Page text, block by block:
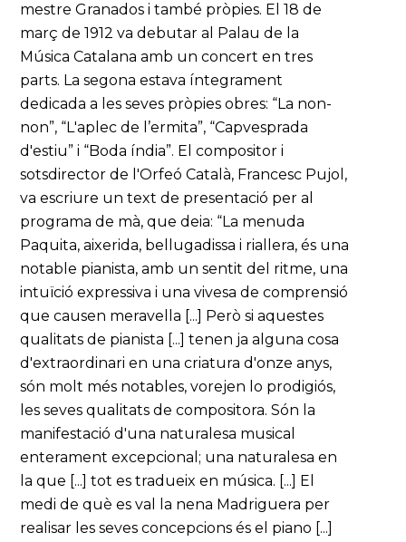
mestre Granados i també pròpies. El 18 de
març de 1912 va debutar al Palau de la
Música Catalana amb un concert en tres
parts. La segona estava íntegrament
dedicada a les seves pròpies obres: “La non-
non”, “L'aplec de l’ermita”, “Capvesprada
d'estiu” i “Boda índia”. El compositor i
sotsdirector de l'Orfeó Català, Francesc Pujol,
va escriure un text de presentació per al
programa de mà, que deia: “La menuda
Paquita, aixerida, bellugadissa i riallera, és una
notable pianista, amb un sentit del ritme, una
intuïció expressiva i una vivesa de comprensió
que causen meravella [...] Però si aquestes
qualitats de pianista [...] tenen ja alguna cosa
d'extraordinari en una criatura d'onze anys,
són molt més notables, vorejen lo prodigiós,
les seves qualitats de compositora. Són la
manifestació d'una naturalesa musical
enterament excepcional; una naturalesa en
la que [...] tot es tradueix en música. [...] El
medi de què es val la nena Madriguera per
realisar les seves concepcions és el piano [...]